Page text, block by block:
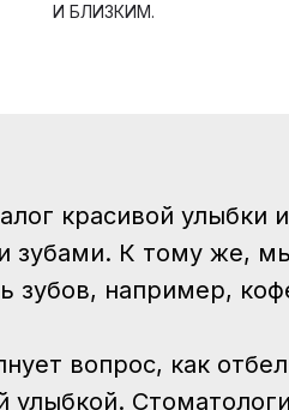
И БЛИЗКИМ.
красивой улыбки
К тому же,
зубов, например,
вопрос, как
улыбкой.